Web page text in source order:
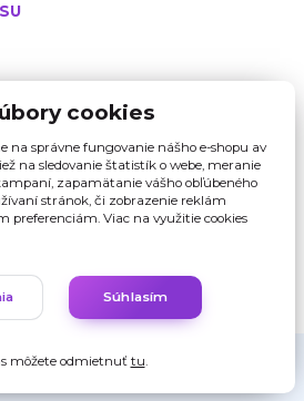
cookies
na správne fungovanie nášho e-shopu av
na sledovanie štatistík o webe, meranie
zapamätanie vášho obľúbeného
stránok, či zobrazenie reklám
preferenciám. Viac na využitie cookies
Súhlasím
môžete odmietnuť tu.